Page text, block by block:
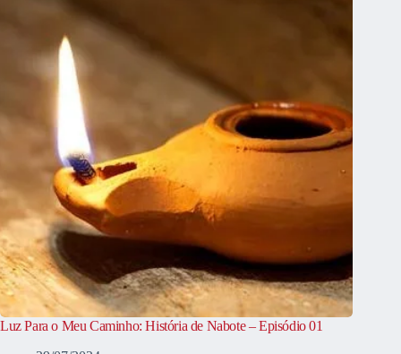
Luz Para o Meu Caminho: História de Nabote – Episódio 01